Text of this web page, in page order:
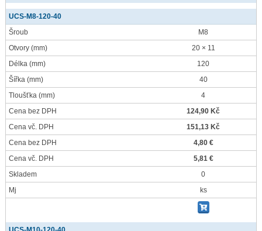
UCS-M8-120-40
Šroub
M8
Otvory (mm)
20 × 11
Délka (mm)
120
Šířka (mm)
40
Tloušťka (mm)
4
Cena bez DPH
124,90 Kč
Cena vč. DPH
151,13 Kč
Cena bez DPH
4,80 €
Cena vč. DPH
5,81 €
Skladem
0
Mj
ks